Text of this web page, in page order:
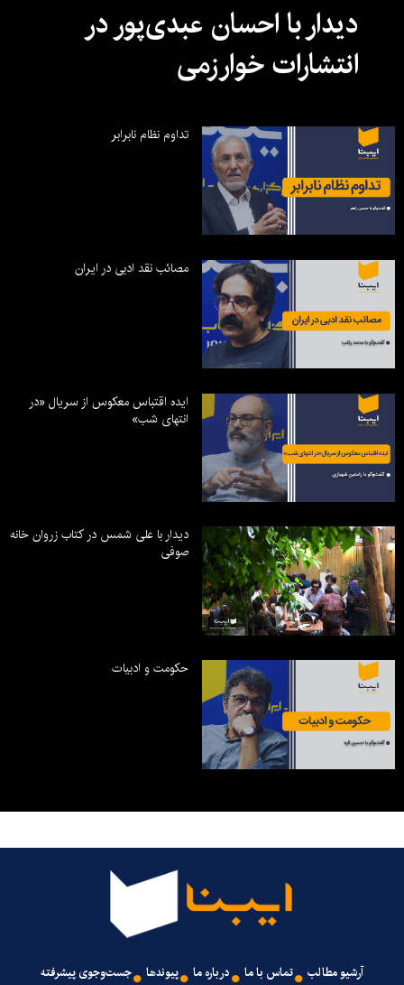
دیدار با احسان عبدی‌پور در
انتشارات خوارزمی
تداوم نظام نابرابر
مصائب نقد ادبی در ایران
ایده اقتباس معکوس از سریال «در
انتهای شب»
دیدار با علی شمس در کتاب زروان خانه
صوفی
حکومت و ادبیات
آرشیو مطالب تماس با ما درباره ما پیوندها جست‌وجوی پیشرفته